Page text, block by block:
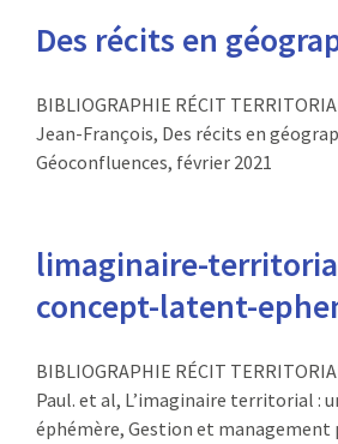
Des récits en
BIBLIOGRAPHIE RÉCIT
Jean-François, Des récits en
Géoconfluences, février 2021
limaginaire-
concept-latent-
BIBLIOGRAPHIE RÉCIT
Paul. et al, L’imaginaire territorial :
éphémère, Gestion et management